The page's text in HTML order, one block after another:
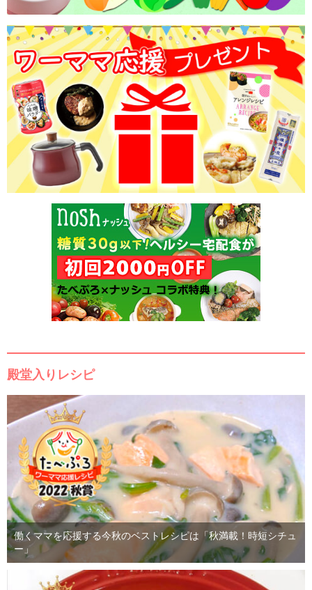
殿堂入りレシピ
働くママを応援する今秋のベストレシピは「秋満載！時短シチュ
ー」